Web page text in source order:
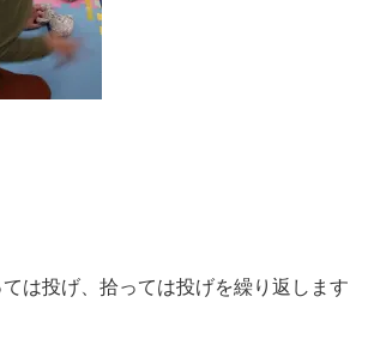
は投げ、拾っては投げを繰り返します